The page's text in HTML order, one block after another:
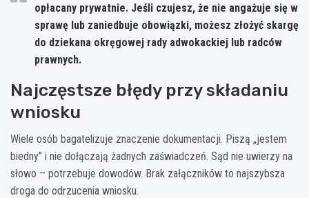
opłacany prywatnie. Jeśli czujesz, że nie angażuje się w
sprawę lub zaniedbuje obowiązki, możesz złożyć skargę
do dziekana okręgowej rady adwokackiej lub radców
prawnych.
Najczęstsze błędy przy składaniu
wniosku
Wiele osób bagatelizuje znaczenie dokumentacji. Piszą „jestem
biedny” i nie dołączają żadnych zaświadczeń. Sąd nie uwierzy na
słowo – potrzebuje dowodów. Brak załączników to najszybsza
droga do odrzucenia wniosku.